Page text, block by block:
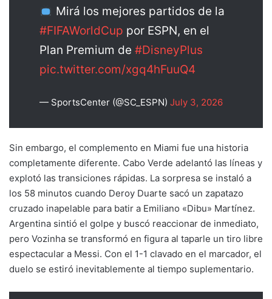
Mirá los mejores partidos de la
#FIFAWorldCup por ESPN, en el
Plan Premium de #DisneyPlus
pic.twitter.com/xgq4hFuuQ4
— SportsCenter (@SC_ESPN) July 3, 2026
Sin embargo, el complemento en Miami fue una historia
completamente diferente. Cabo Verde adelantó las líneas y
explotó las transiciones rápidas. La sorpresa se instaló a
los 58 minutos cuando Deroy Duarte sacó un zapatazo
cruzado inapelable para batir a Emiliano «Dibu» Martínez.
Argentina sintió el golpe y buscó reaccionar de inmediato,
pero Vozinha se transformó en figura al taparle un tiro libre
espectacular a Messi. Con el 1-1 clavado en el marcador, el
duelo se estiró inevitablemente al tiempo suplementario.